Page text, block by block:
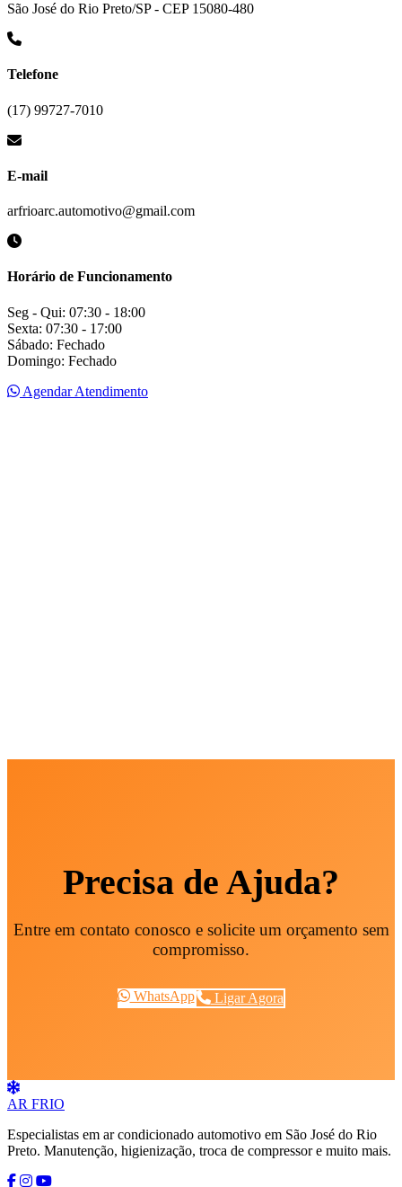
São José do Rio Preto/SP - CEP 15080-480
Telefone
(17) 99727-7010
E-mail
arfrioarc.automotivo@gmail.com
Horário de Funcionamento
Seg - Qui: 07:30 - 18:00
Sexta: 07:30 - 17:00
Sábado: Fechado
Domingo: Fechado
Agendar Atendimento
Precisa de Ajuda?
Entre em contato conosco e solicite um orçamento sem
compromisso.
WhatsApp Ligar Agora
AR FRIO
Especialistas em ar condicionado automotivo em São José do Rio
Preto. Manutenção, higienização, troca de compressor e muito mais.